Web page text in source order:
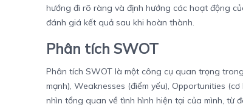
hướng đi rõ ràng và định hướng các hoạt động
đánh giá kết quả sau khi hoàn thành.
Phân tích SWOT
Phân tích SWOT là một công cụ quan trọng
mạnh), Weaknesses (điểm yếu), Opportunities
nhìn tổng quan về tình hình hiện tại của mình, từ